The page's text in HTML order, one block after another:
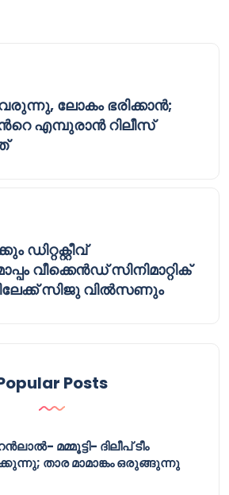
ലോകം ഭരിക്കാൻ;
എമ്പുരാൻ റിലീസ്
ഡിറ്റക്റ്റീവ്
വീക്കെൻഡ് സിനിമാറ്റിക്
സിജു വിൽസണും
Posts
മമ്മൂട്ടി- ദിലീപ് ടീം
താര മാമാങ്കം ഒരുങ്ങുന്നു